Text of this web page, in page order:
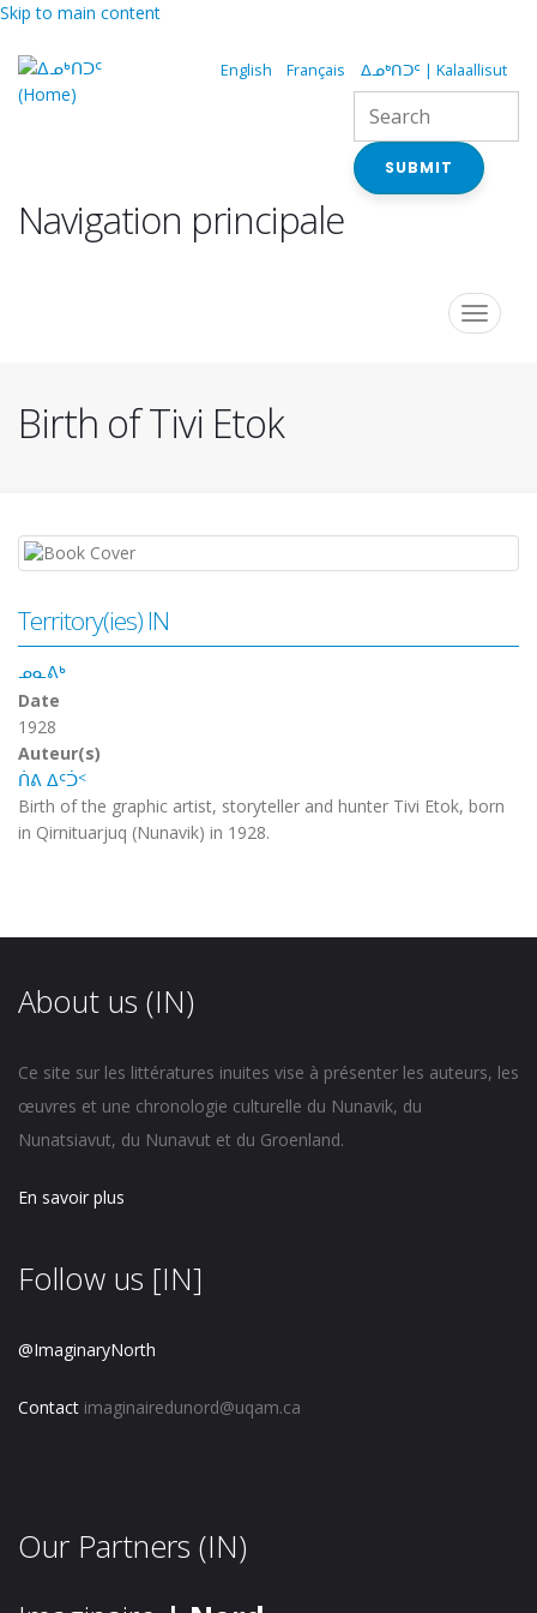
Skip to main content
English Français ᐃᓄᒃᑎᑐᑦ | Kalaallisut
SUBMIT
Navigation principale
Toggle
Birth of Tivi Etok
Territory(ies) IN
ᓄᓇᕕᒃ
Date
1928
Auteur(s)
ᑏᕕ ᐃᑦᑑᑉ
Birth of the graphic artist, storyteller and hunter Tivi Etok, born
in Qirnituarjuq (Nunavik) in 1928.
About us (IN)
Ce site sur les littératures inuites vise à présenter les auteurs, les
œuvres et une chronologie culturelle du Nunavik, du
Nunatsiavut, du Nunavut et du Groenland.
En savoir plus
Follow us [IN]
@ImaginaryNorth
Contact imaginairedunord@uqam.ca
Our Partners (IN)